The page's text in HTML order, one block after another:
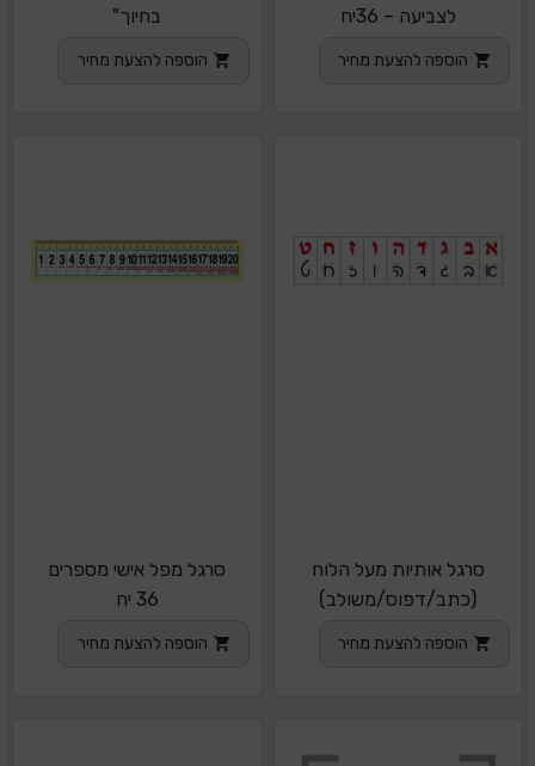
לצביעה – 36יח
הוספה להצעת מחיר
בחיוך"
הוספה להצעת מחיר
סרגל אותיות מעל הלוח
(כתב/דפוס/משולב)
הוספה להצעת מחיר
סרגל מפל אישי מספרים
36 יח
הוספה להצעת מחיר